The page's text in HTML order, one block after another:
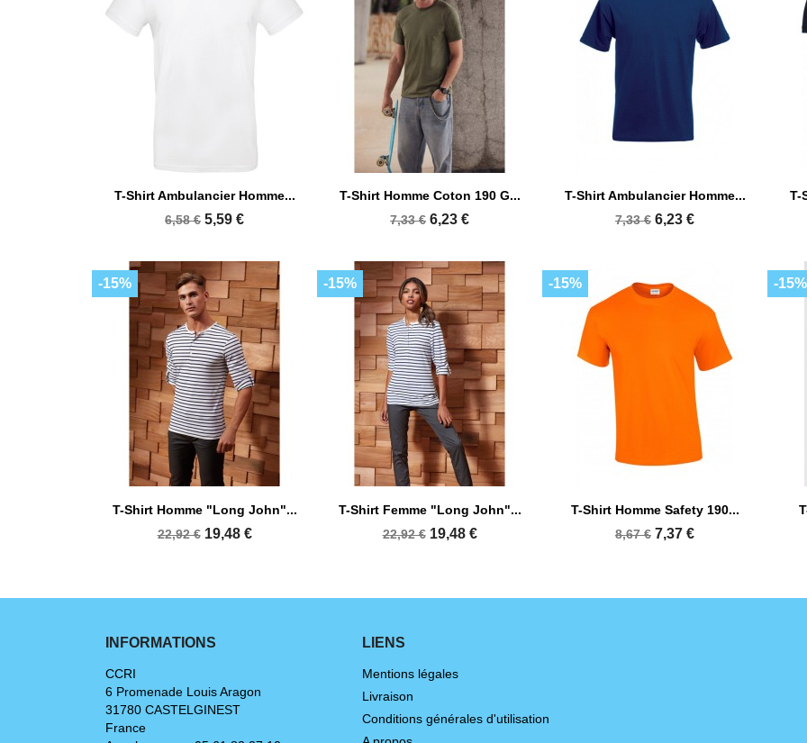
Aperçu rapide
T-Shirt Ambulancier Homme...
6,58 € 5,59 €
Aperçu rapide
T-Shirt Homme Coton 190 G...
7,33 € 6,23 €
Aperçu rapide
T-Shirt Ambulancier Homme...
7,33 € 6,23 €
T-
Aperçu rapide
T-Shirt Homme "Long John"...
22,92 € 19,48 €
-15%
Aperçu rapide
T-Shirt Femme "Long John"...
22,92 € 19,48 €
-15%
Aperçu rapide
T-Shirt Homme Safety 190...
8,67 € 7,37 €
-15% -15%
INFORMATIONS
CCRI
6 Promenade Louis Aragon
31780 CASTELGINEST
France
LIENS
Mentions légales
Livraison
Conditions générales d'utilisation